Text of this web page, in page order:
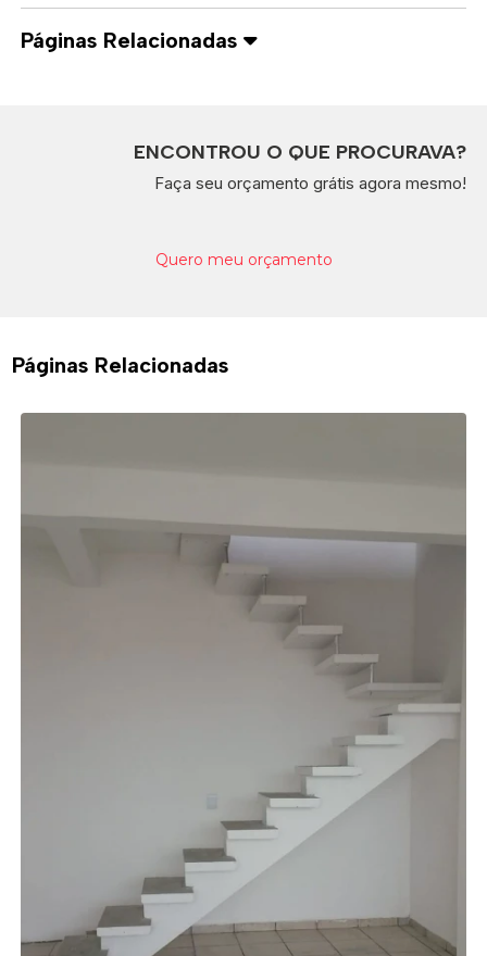
Páginas Relacionadas
ENCONTROU O QUE PROCURAVA?
Faça seu orçamento grátis agora mesmo!
Quero meu orçamento
Páginas Relacionadas